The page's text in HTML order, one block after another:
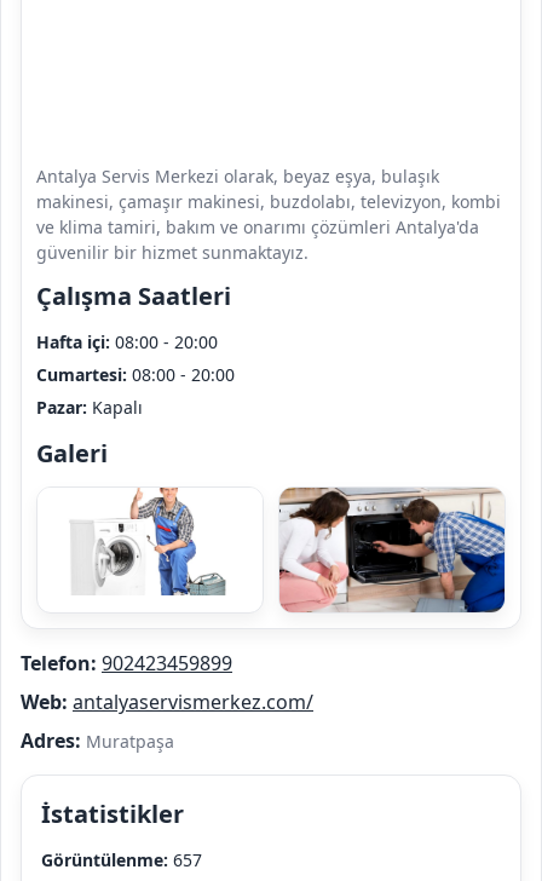
Antalya Servis Merkezi olarak, beyaz eşya, bulaşık
makinesi, çamaşır makinesi, buzdolabı, televizyon, kombi
ve klima tamiri, bakım ve onarımı çözümleri Antalya'da
güvenilir bir hizmet sunmaktayız.
Çalışma Saatleri
Hafta içi: 08:00 - 20:00
Cumartesi: 08:00 - 20:00
Pazar: Kapalı
Galeri
Telefon: 902423459899
Web: antalyaservismerkez.com/
Adres: Muratpaşa
İstatistikler
Görüntülenme: 657